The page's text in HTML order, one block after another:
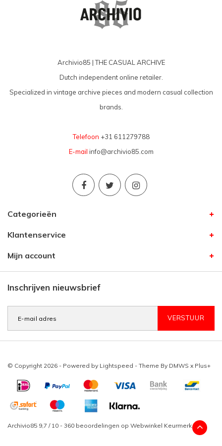
Archivio85 | THE CASUAL ARCHIVE
Dutch independent online retailer.
Specialized in vintage archive pieces and modern casual collection
brands.
Telefoon +31 611279788
E-mail info@archivio85.com
Categorieën
Klantenservice
Mijn account
Inschrijven nieuwsbrief
VERSTUUR
© Copyright 2026 - Powered by Lightspeed - Theme By DMWS x Plus+
Archivio85 9,7 / 10 - 360 beoordelingen op Webwinkel Keurmerk